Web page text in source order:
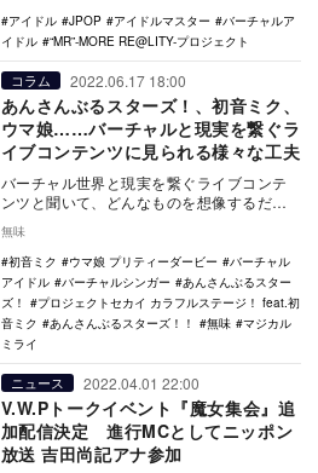
アイドル
JPOP アイドルマスター
バーチャルア
イドル
“MR”-MORE RE@LITY-プロジェクト
コラム 2022.06.17 18:00
あんさんぶるスターズ！、初音ミク、
ウマ娘……バーチャルと現実を繋ぐラ
イブコンテンツに見られる様々な工夫
バーチャル世界と現実を繋ぐライブコンテ
ンツと聞いて、どんなものを想像するだろ
リーズなど、ア…
無味
初音ミク
ウマ娘 プリティーダービー
バーチャル
アイドル
バーチャルシンガー
あんさんぶるスター
ズ！
プロジェクトセカイ カラフルステージ！ feat.初
音ミク
あんさんぶるスターズ！！ 無味
マジカル
ミライ
ニュース 2022.04.01 22:00
V.W.Pトークイベント『魔女集会』追
加配信決定 進行MCとしてニッポン
放送 吉田尚記アナ参加